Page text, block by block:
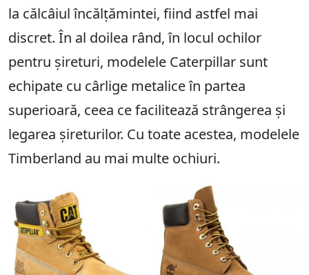
la călcâiul încălțămintei, fiind astfel mai
discret. În al doilea rând, în locul ochilor
pentru șireturi, modelele Caterpillar sunt
echipate cu cârlige metalice în partea
superioară, ceea ce facilitează strângerea și
legarea șireturilor. Cu toate acestea, modelele
Timberland au mai multe ochiuri.